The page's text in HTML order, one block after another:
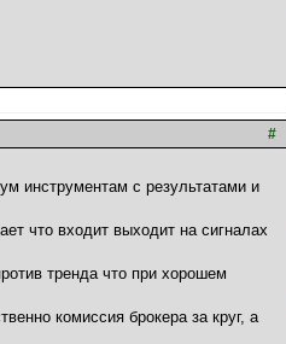
#
инструментам с результатами и
что входит выходит на сигналах
тренда что при хорошем
комиссия брокера за круг, а